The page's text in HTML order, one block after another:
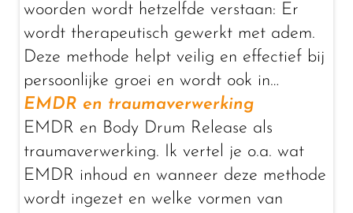
woorden wordt hetzelfde verstaan: Er
wordt therapeutisch gewerkt met adem.
Deze methode helpt veilig en effectief bij
persoonlijke groei en wordt ook in…
EMDR en traumaverwerking
EMDR en Body Drum Release als
traumaverwerking. Ik vertel je o.a. wat
EMDR inhoud en wanneer deze methode
wordt ingezet en welke vormen van